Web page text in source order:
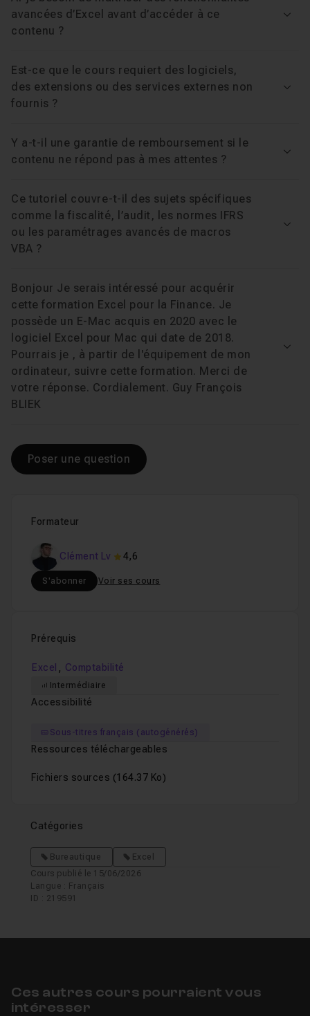
fonctions logiques (SI, ET, OU, SIERREUR), tableaux
croisés dynamiques, segments, mise en forme
Pour qui ?
créateurs d'entreprise et étudiants en finance qui
veulent concevoir leurs propres outils d'analyse de
Votre formateur
Clément Lv est formateur spécialisé dans la business
depuis plusieurs années les professionnels souhaitant
se perfectionner sur Excel, Power BI et les outils de
data analyse. Il met ici cette expertise au service d'une
approche concrète et appliquée de la finance
d'entreprise.
À la fin de ce cours, vous saurez structurer vos
données, modéliser vos calculs financiers et bâtir des
Lancez-vous dès maintenant.
Leçon 7 Valeur Actuelle et Capitalisée
Leçon 8
Leçon 10 Calcul des Périodes (NPM)
Formateur
Clément Lv 4,6
S'abonner Voir ses cours
Prérequis
Excel , Comptabilité
Intermédiaire
Accessibilité
Sous-titres français (autogénérés)
Ressources téléchargeables
Fichiers sources (164.37 Ko)
Catégories
Bureautique
Excel
Cours publié le 15/06/2026
Langue : Français
ID : 219591
avancées d’Excel avant d’accéder à ce
contenu ?
Est-ce que le cours requiert des logiciels,
des extensions ou des services externes non
fournis ?
Y a-t-il une garantie de remboursement si le
contenu ne répond pas à mes attentes ?
Ce tutoriel couvre-t-il des sujets spécifiques
comme la fiscalité, l’audit, les normes IFRS
ou les paramétrages avancés de macros
VBA ?
Bonjour Je serais intéressé pour acquérir
cette formation Excel pour la Finance. Je
possède un E-Mac acquis en 2020 avec le
logiciel Excel pour Mac qui date de 2018.
Pourrais je , à partir de l'équipement de mon
ordinateur, suivre cette formation. Merci de
votre réponse. Cordialement. Guy François
BLIEK
Poser une question
Ces autres cours pourraient vous
intéresser